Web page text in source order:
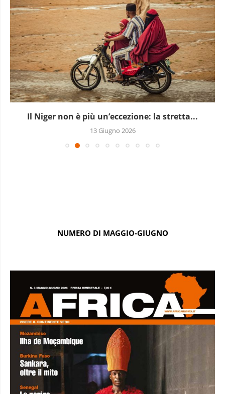
Il Niger non è più un’eccezione: la stretta...
13 Giugno 2026
NUMERO DI MAGGIO-GIUGNO